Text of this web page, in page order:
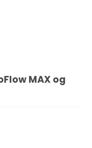
MAX og